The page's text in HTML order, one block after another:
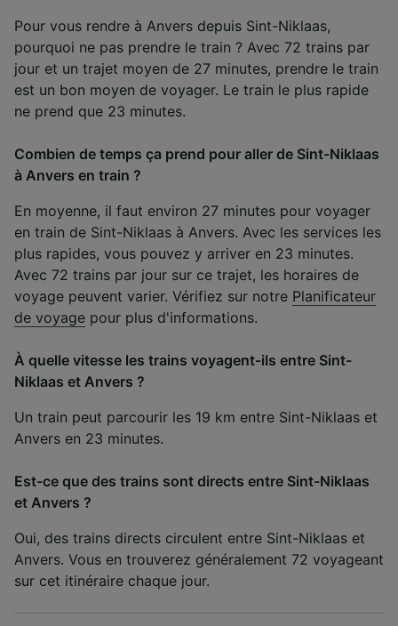
Pour vous rendre à Anvers depuis Sint-Niklaas,
pourquoi ne pas prendre le train ? Avec 72 trains par
jour et un trajet moyen de 27 minutes, prendre le train
est un bon moyen de voyager. Le train le plus rapide
ne prend que 23 minutes.
Combien de temps ça prend pour aller de Sint-Niklaas
à Anvers en train ?
En moyenne, il faut environ 27 minutes pour voyager
en train de Sint-Niklaas à Anvers. Avec les services les
plus rapides, vous pouvez y arriver en 23 minutes.
Avec 72 trains par jour sur ce trajet, les horaires de
voyage peuvent varier. Vérifiez sur notre Planificateur
de voyage pour plus d'informations.
À quelle vitesse les trains voyagent-ils entre Sint-
Niklaas et Anvers ?
Un train peut parcourir les 19 km entre Sint-Niklaas et
Anvers en 23 minutes.
Est-ce que des trains sont directs entre Sint-Niklaas
et Anvers ?
Oui, des trains directs circulent entre Sint-Niklaas et
Anvers. Vous en trouverez généralement 72 voyageant
sur cet itinéraire chaque jour.